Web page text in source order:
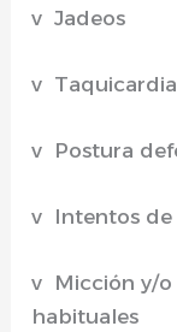
v Jadeos
v Taquicardia
v Postura
v Intentos de
v Micción y/o
habituales